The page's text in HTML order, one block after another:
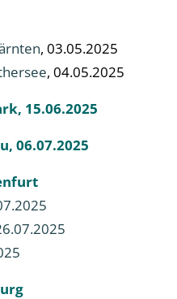
, 03.05.2025
, 04.05.2025
15.06.2025
06.07.2025